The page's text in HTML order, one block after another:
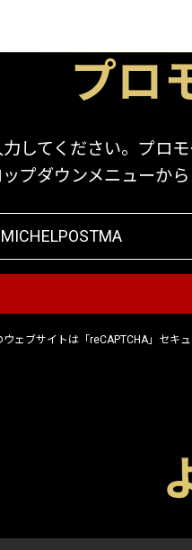
プロ
してください。プロ
プダウンメニューから
ウェブサイトは「reCAPTCHA」セキ
ー、武器などのゲーム
種・プラットフォーム